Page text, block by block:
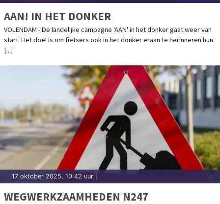
AAN! IN HET DONKER
VOLENDAM - De landelijke campagne 'AAN' in het donker gaat weer van
start. Het doel is om fietsers ook in het donker eraan te herinneren hun
[...]
17 oktober 2025, 10:42 uur
WEGWERKZAAMHEDEN N247